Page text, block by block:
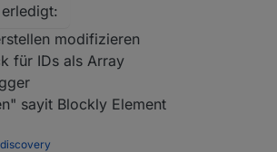
modifizieren
für IDs als Array
sayit Blockly Element
discovery